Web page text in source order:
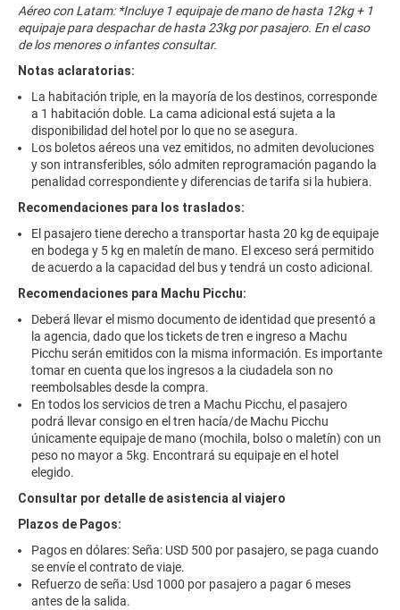
Aéreo con Latam: *Incluye 1 equipaje de mano de hasta 12kg + 1
equipaje para despachar de hasta 23kg por pasajero. En el caso
de los menores o infantes consultar.
Notas aclaratorias:
La habitación triple, en la mayoría de los destinos, corresponde
a 1 habitación doble. La cama adicional está sujeta a la
disponibilidad del hotel por lo que no se asegura.
Los boletos aéreos una vez emitidos, no admiten devoluciones
y son intransferibles, sólo admiten reprogramación pagando la
penalidad correspondiente y diferencias de tarifa si la hubiera.
Recomendaciones para los traslados:
El pasajero tiene derecho a transportar hasta 20 kg de equipaje
en bodega y 5 kg en maletín de mano. El exceso será permitido
de acuerdo a la capacidad del bus y tendrá un costo adicional.
Recomendaciones para Machu Picchu:
Deberá llevar el mismo documento de identidad que presentó a
la agencia, dado que los tickets de tren e ingreso a Machu
Picchu serán emitidos con la misma información. Es importante
tomar en cuenta que los ingresos a la ciudadela son no
reembolsables desde la compra.
En todos los servicios de tren a Machu Picchu, el pasajero
podrá llevar consigo en el tren hacía/de Machu Picchu
únicamente equipaje de mano (mochila, bolso o maletín) con un
peso no mayor a 5kg. Encontrará su equipaje en el hotel
elegido.
Consultar por detalle de asistencia al viajero
Plazos de Pagos:
Pagos en dólares: Seña: USD 500 por pasajero, se paga cuando
se envíe el contrato de viaje.
Refuerzo de seña: Usd 1000 por pasajero a pagar 6 meses
antes de la salida.